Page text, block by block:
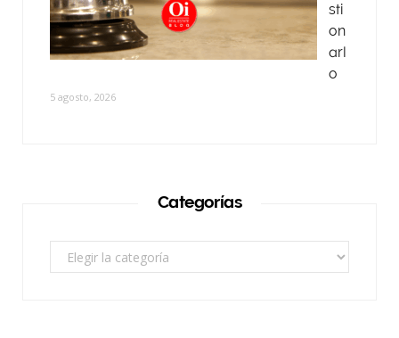
sti
on
arl
o
5 agosto, 2026
Categorías
Categorías